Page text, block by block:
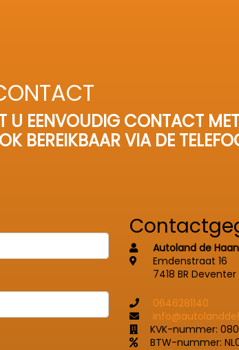
EENVOUDIG CONTACT
BEREIKBAAR VIA DE
Autoland de Haan
Emdenstraat 16
7418 BR Deventer
0646281140
KVK-nummer:
BTW-nummer: